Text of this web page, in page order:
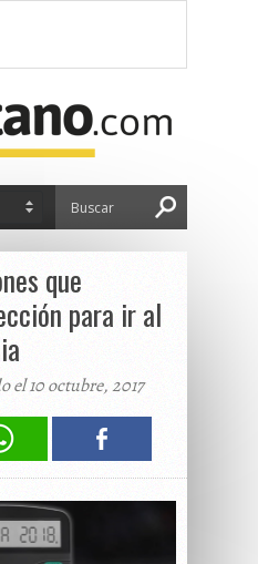
que
para ir al
el 10 octubre, 2017